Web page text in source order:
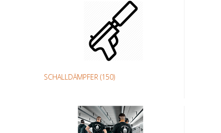
SCHALLDÄMPFER (150)